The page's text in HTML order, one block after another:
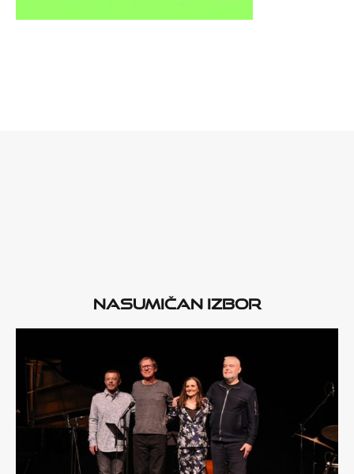
Nasumičan izbor